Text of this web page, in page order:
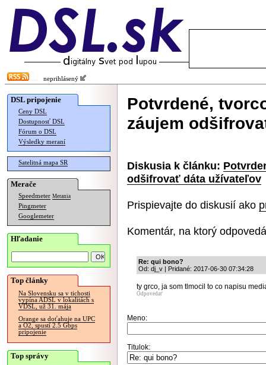
neprihlásený
DSL pripojenie
Ceny DSL
Dostupnosť DSL
Fórum o DSL
Výsledky meraní
Satelitná mapa SR
Merače
Speedmeter Merania
Pingmeter
Googlemeter
Hľadanie
Top články
Na Slovensku sa v tichosti
vypína ADSL v lokalitách s
VDSL, už 31. mája
Orange sa doťahuje na UPC
a O2, spustí 2.5 Gbps
pripojenie
Top správy
Potvrdené,
záujem
Diskusia k článku:
odšifrovať dáta užívateľov
Prispievajte do diskusií ako
Komentár, na ktorý
Re: qui bono?
Od: dj_v | Pridané: 2017-06-30 07:34:28
ty grco, ja som tlmocil to co napisu
Odpovedať
Meno:
Titulok: